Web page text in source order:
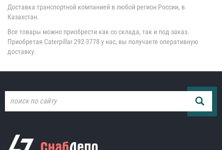
Доставка транспортной компанией в любой регион России, в
Казахстан.
Все товары можно приобрести как со склада, так и под заказ.
Приобретая Caterpillar 292-3778 у нас, вы получаете оперативную
доставку.